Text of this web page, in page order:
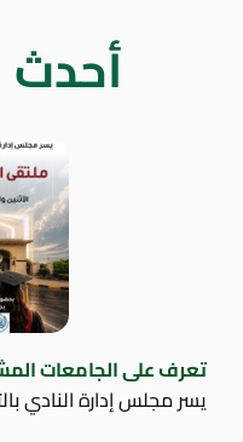
أحدث
تعرف على الجامعات
يسر مجلس إدارة النادي